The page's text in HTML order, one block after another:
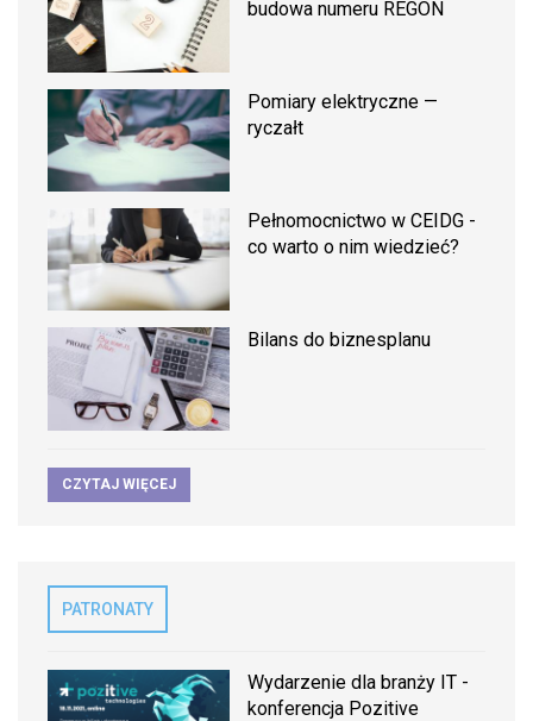
budowa numeru REGON
Pomiary elektryczne —
ryczałt
Pełnomocnictwo w CEIDG -
co warto o nim wiedzieć?
Bilans do biznesplanu
CZYTAJ WIĘCEJ
PATRONATY
Wydarzenie dla branży IT -
konferencja Pozitive